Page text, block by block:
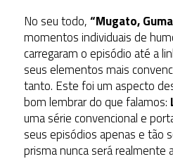
No seu todo,“Mugato,
momentos individuais de
carregaram o episódio até a
seus elementos mais
tanto. Este foi um aspecto
bom lembrar do que falamos:
uma série convencional e
seus episódios apenas e tão
prisma nunca será realmente